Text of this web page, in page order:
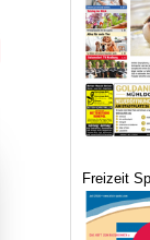
Freizeit